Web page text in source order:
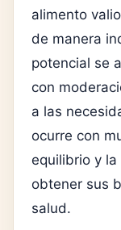
alimento
de manera
potencial se
con
a las
ocurre con
equilibrio y la
obtener sus
salud.